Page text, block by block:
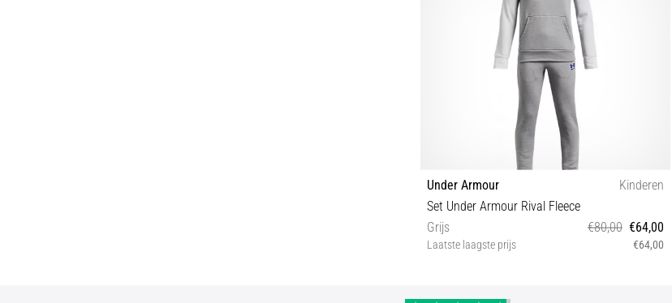
Under Armour
Kinderen
Set Under Armour Rival Fleece
Grijs
€80,00 €64,00
Laatste laagste prijs €64,00